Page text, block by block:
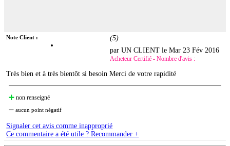
Note Client : (5)
par UN CLIENT leMar 23 Fév 2016
Acheteur Certifié - Nombre d'avis :
Très bien et à très bientôt si besoin Merci de votre rapidité
non renseigné
aucun point négatif
Signaler cet avis comme inapproprié
Ce commentaire a été utile ? Recommander +